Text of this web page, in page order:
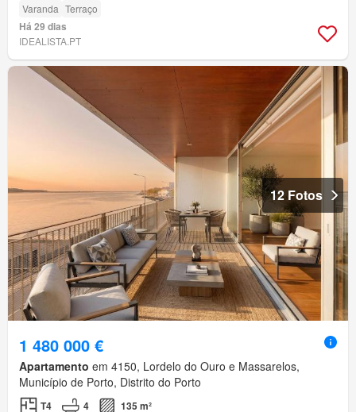
Varanda Terraço
Há 29 dias
IDEALISTA.PT
12 Fotos
1 480 000 €
Apartamento em 4150, Lordelo do Ouro e Massarelos,
Município de Porto, Distrito do Porto
T4 4 135 m²